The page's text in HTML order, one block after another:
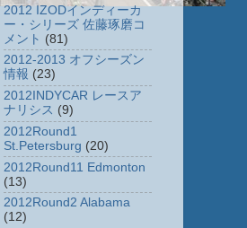
2012 IZODインディーカ
ー・シリーズ 佐藤琢磨コ
メント (81)
2012-2013 オフシーズン
情報 (23)
2012INDYCAR レースア
ナリシス (9)
2012Round1
St.Petersburg (20)
2012Round11 Edmonton
(13)
2012Round2 Alabama
(12)